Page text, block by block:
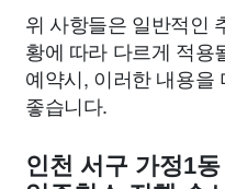
위 사항들은 일반적인
황에 따라 다르게 적용
예약시, 이러한 내용을
좋습니다.
인천 서구 가정1